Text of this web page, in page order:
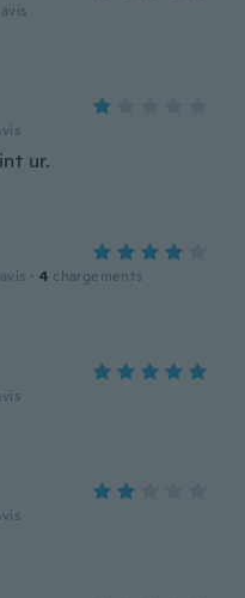
avis
ur.
avis · 4 chargements